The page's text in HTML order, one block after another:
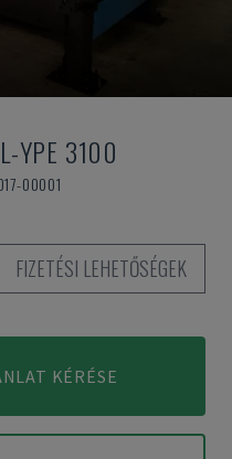
YPE 3100
00001
FIZETÉSI LEHETŐSÉGEK
KÉRÉSE